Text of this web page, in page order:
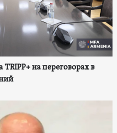
на переговорах в